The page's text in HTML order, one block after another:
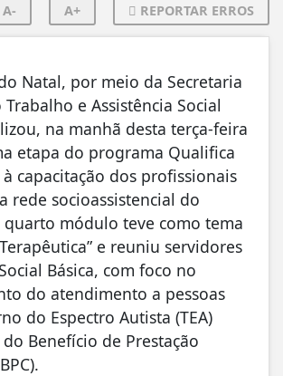
A- A+ REPORTAR ERROS
Natal, por meio da Secretaria
e Assistência Social
na manhã desta terça-feira
etapa do programa Qualifica
capacitação dos profissionais
rede socioassistencial do
módulo teve como tema
Terapêutica” e reuniu servidores
Básica, com foco no
do atendimento a pessoas
do Espectro Autista (TEA)
Benefício de Prestação